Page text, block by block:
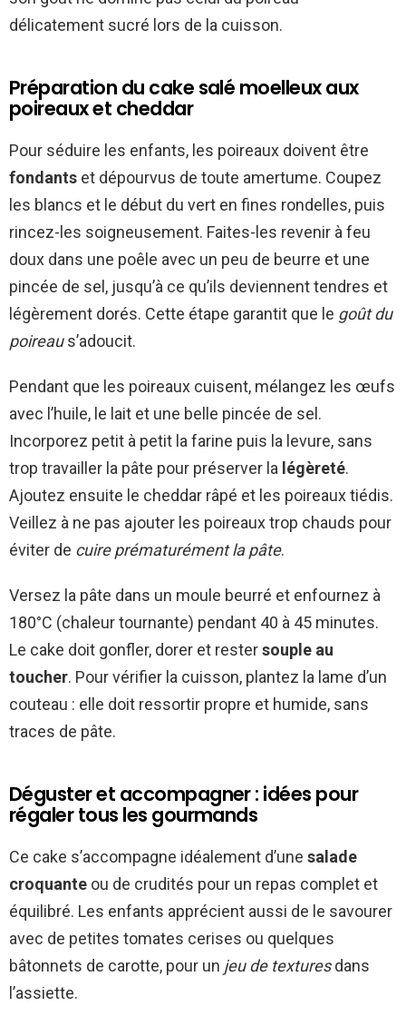
délicatement sucré lors de la cuisson.
Préparation du cake salé moelleux aux
poireaux et cheddar
Pour séduire les enfants, les poireaux doivent être
fondants et dépourvus de toute amertume. Coupez
les blancs et le début du vert en fines rondelles, puis
rincez-les soigneusement. Faites-les revenir à feu
doux dans une poêle avec un peu de beurre et une
pincée de sel, jusqu’à ce qu’ils deviennent tendres et
légèrement dorés. Cette étape garantit que le goût du
poireaus’adoucit.
Pendant que les poireaux cuisent, mélangez les œufs
avec l’huile, le lait et une belle pincée de sel.
Incorporez petit à petit la farine puis la levure, sans
trop travailler la pâte pour préserver la légèreté.
Ajoutez ensuite le cheddar râpé et les poireaux tiédis.
Veillez à ne pas ajouter les poireaux trop chauds pour
éviter de cuire prématurément la pâte.
Versez la pâte dans un moule beurré et enfournez à
180°C (chaleur tournante) pendant 40 à 45 minutes.
Le cake doit gonfler, dorer et restersouple au
toucher. Pour vérifier la cuisson, plantez la lame d’un
couteau : elle doit ressortir propre et humide, sans
traces de pâte.
Déguster et accompagner : idées pour
régaler tous les gourmands
Ce cake s’accompagne idéalement d’une salade
croquante ou de crudités pour un repas complet et
équilibré. Les enfants apprécient aussi de le savourer
avec de petites tomates cerises ou quelques
bâtonnets de carotte, pour un jeu de texturesdans
l’assiette.